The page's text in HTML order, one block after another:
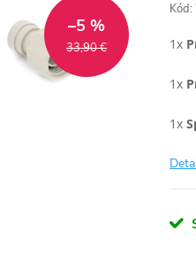
33,90 €
–5 %
Kód:
1x
1x
1x